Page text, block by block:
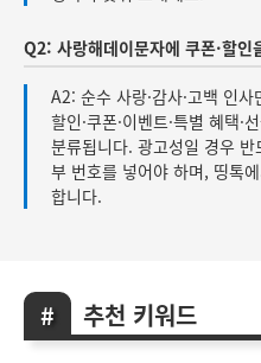
Q2: 사랑해데이문자에 쿠폰·할인
A2: 순수 사랑·감사·고백 인
할인·쿠폰·이벤트·특별 혜택
분류됩니다. 광고성일 경우
부 번호를 넣어야 하며, 띵톡
합니다.
추천 키워드